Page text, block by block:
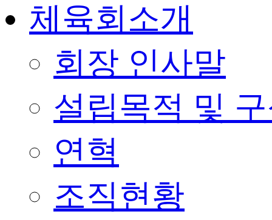
체육회소개
회장 인사말
설립목적 및
연혁
조직현황